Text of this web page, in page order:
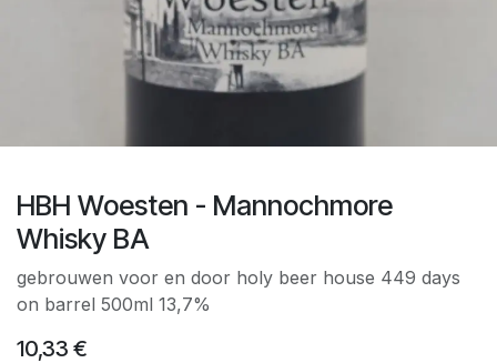
HBH Woesten - Mannochmore
Whisky BA
gebrouwen voor en door holy beer house 449 days
on barrel 500ml 13,7%
10,33 €